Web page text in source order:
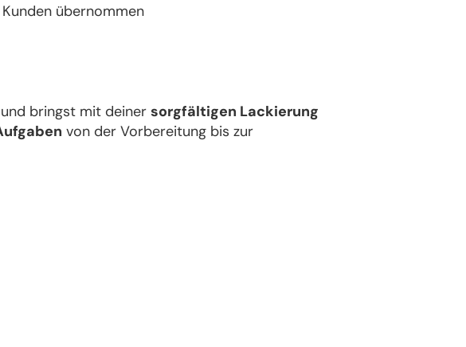
übernommen
und bringst mit deiner sorgfältigen Lackierung
von der Vorbereitung bis zur